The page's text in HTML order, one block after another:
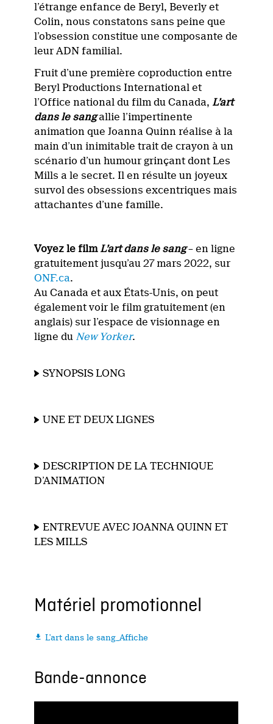
l’étrange enfance de Beryl, Beverly et
Colin, nous constatons sans peine que
l’obsession constitue une composante de
leur ADN familial.
Fruit d’une première coproduction entre
Beryl Productions International et
l’Office national du film du Canada, L’art
dans le sangallie l’impertinente
animation que Joanna Quinn réalise à la
main d’un inimitable trait de crayon à un
scénario d’un humour grinçant dont Les
Mills a le secret. Il en résulte un joyeux
survol des obsessions excentriques mais
attachantes d’une famille.
Voyez le film L’art dans le sang– en ligne
gratuitement jusqu’au 27 mars 2022, sur
ONF.ca.
Au Canada et aux États-Unis, on peut
également voir le film gratuitement (en
anglais) sur l’espace de visionnage en
ligne du New Yorker.
SYNOPSIS LONG
UNE ET DEUX LIGNES
DESCRIPTION DE LA TECHNIQUE
D’ANIMATION
ENTREVUE AVEC JOANNA QUINN ET
LES MILLS
Matériel promotionnel
 L'art dans le sang_Affiche
Bande-annonce